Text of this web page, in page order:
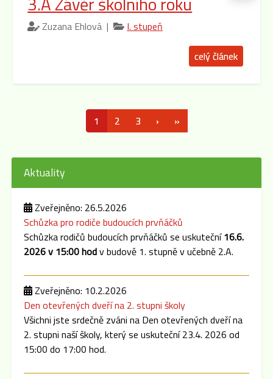
Zuzana Ehlová | I. stupeň
celý článek
1 2 3 › »
Aktuality
Zveřejněno: 26.5.2026
Schůzka pro rodiče budoucích prvňáčků
Schůzka rodičů budoucích prvňáčků se uskuteční16.6.
2026 v 15:00 hodv budově 1. stupně v učebně 2.A.
Zveřejněno: 10.2.2026
Den otevřených dveří na 2. stupni školy
Všichni jste srdečně zváni na Den otevřených dveří na
2. stupni naší školy, který se uskuteční 23.4. 2026 od
15:00 do 17:00 hod.